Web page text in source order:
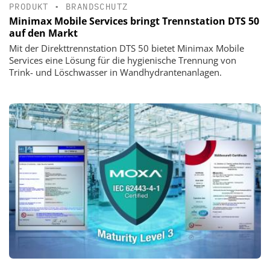
PRODUKT • BRANDSCHUTZ
Minimax Mobile Services bringt Trennstation DTS 50
auf den Markt
Mit der Direkttrennstation DTS 50 bietet Minimax Mobile
Services eine Lösung für die hygienische Trennung von
Trink- und Löschwasser in Wandhydrantenanlagen.